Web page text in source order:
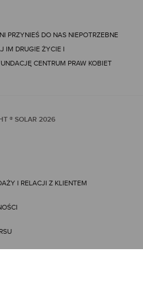
PRZYNIEŚ DO NAS NIEPOTRZEBNE
IM DRUGIE ŻYCIE I
CENTRUM PRAW KOBIET
® SOLAR 2026
I RELACJI Z KLIENTEM